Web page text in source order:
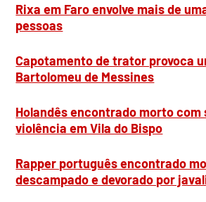
Rixa em Faro envolve mais de
pessoas
Capotamento de trator provoca
Bartolomeu de Messines
Holandês encontrado morto com
violência em Vila do Bispo
Rapper português encontrado
descampado e devorado por